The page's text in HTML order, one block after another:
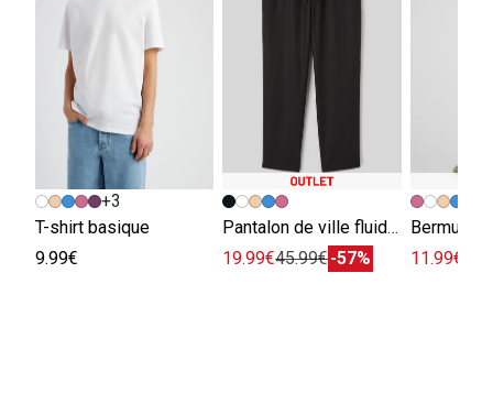
+3
T-shirt basique
9.99€
Pantalon de ville fluide viscose lin
19.99€45.99€-57%
Bermuda
11.99€